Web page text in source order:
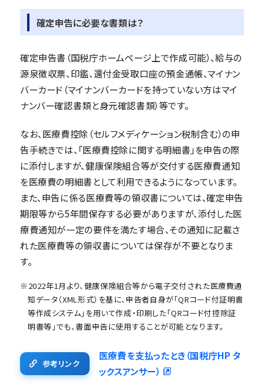
確定申告に必要な書類は？
確定申告書（国税庁ホームページ上で作成可能）、給与の
源泉徴収票、印鑑、還付金受取口座の預金通帳、マイナン
バーカード（マイナンバーカードを持っていない方はマイ
ナンバー確認書類と身元確認書類）等です。
なお、医療費控除（セルフメディケーション税制含む）の申
告手続きでは、「医療費控除に関する明細書」を申告の際
に添付しますが、健康保険組合等が交付する医療費通知
を医療費の明細書として利用できるようになっています。
また、申告に係る医療費等の領収書については、確定申告
期限等から5年間保存する必要がありますが、添付した医
療費通知が一定の要件を満たす場合、その通知に記載さ
れた医療費等の領収書については保存が不要となりま
す。
※2022年1月より、健康保険組合等から電子交付された医療費通
知データ（XML形式）を基に、申告者自身が「QRコード付証明書
等作成システム」を用いて作成・印刷した「QRコード付控除証
明書等」でも、書面申告に使用することが可能となります。
参考リンク
医療費を支払ったとき（国税庁HP タ
ックスアンサー）